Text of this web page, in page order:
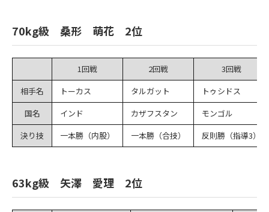
70kg級 桑形 萌花 2位
1回戦 2回戦
3回戦
相手名
トーカス タルガット
トゥシドス
国名
インド カザフスタン
モンゴル
決り技
一本勝（内股） 一本勝（合技） 反則勝（指導3）
63kg級 矢澤 愛理 2位